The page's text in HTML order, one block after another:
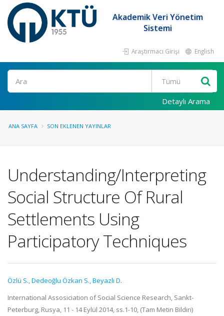
Akademik Veri Yönetim
Sistemi
Araştırmacı Girişi English
Ara
Detaylı Arama
ANA SAYFA SON EKLENEN YAYINLAR
Understanding/Interpreting
Social Structure Of Rural
Settlements Using
Participatory Techniques
Özlü S.,Dedeoğlu Özkan S.,Beyazlı D.
International Assosiciation of Social Science Research, Sankt-
Peterburg, Rusya, 11 - 14 Eylül 2014, ss.1-10, (Tam Metin Bildiri)